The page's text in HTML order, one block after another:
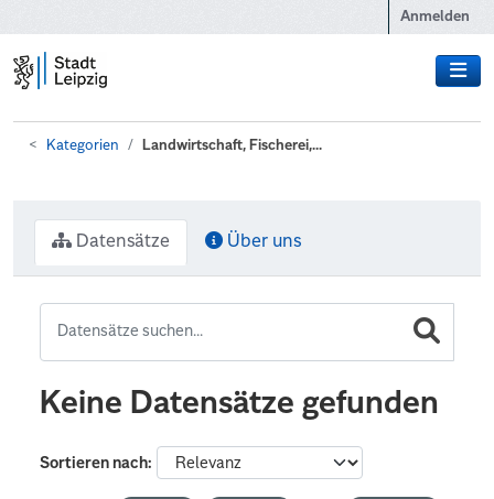
Anmelden
Kategorien Landwirtschaft, Fischerei,...
Datensätze Über uns
Keine Datensätze gefunden
Sortieren nach